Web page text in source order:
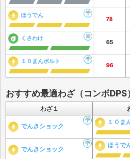
ほうでん
78
くさわけ
65
１０まんボルト
96
おすすめ最適わざ（コンボDPS）
わざ１
でんきショック
１０ま
でんきショック
ほうで